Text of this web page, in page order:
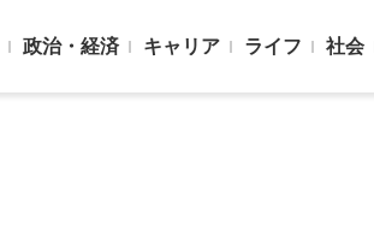
政治・経済 キャリア ライフ 社会